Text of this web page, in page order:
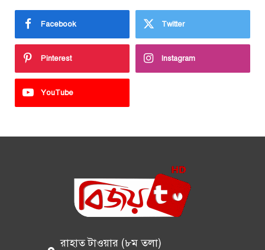
Facebook Twitter
Pinterest Instagram
YouTube
রাহাত টাওয়ার (৮ম তলা)